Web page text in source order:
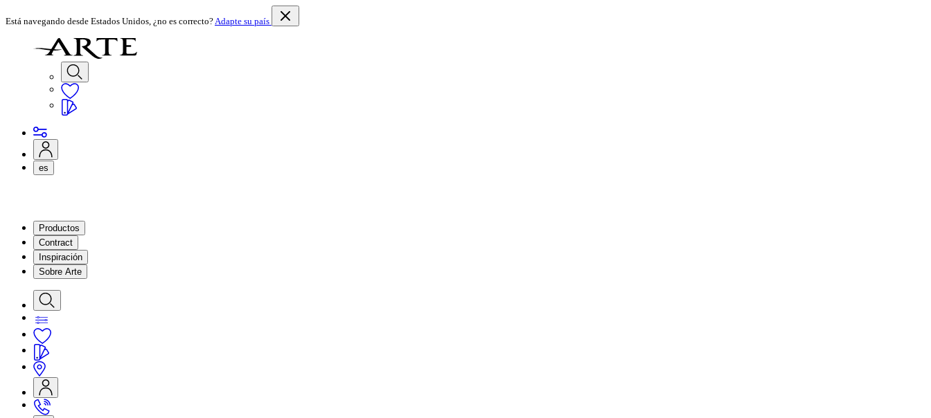
Está navegando desde Estados Unidos, ¿no es correcto?Adapte su país
es
Productos
Contract
Inspiración
Sobre Arte